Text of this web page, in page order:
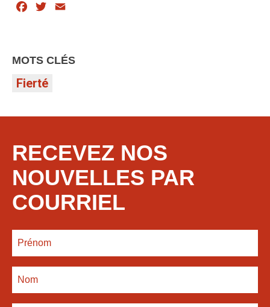
Facebook
Twitter
MOTS CLÉS
Fierté
RECEVEZ NOS
NOUVELLES PAR
COURRIEL